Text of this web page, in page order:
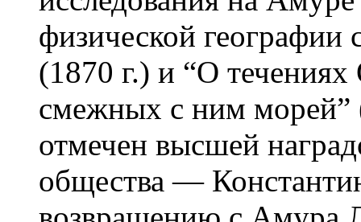
физической географии
(1870 г.) и “О
смежных с ним
отмечен высшей
общества —